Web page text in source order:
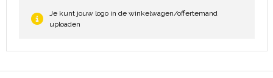
Je kunt jouw logo in de winkelwagen/offertemand
uploaden